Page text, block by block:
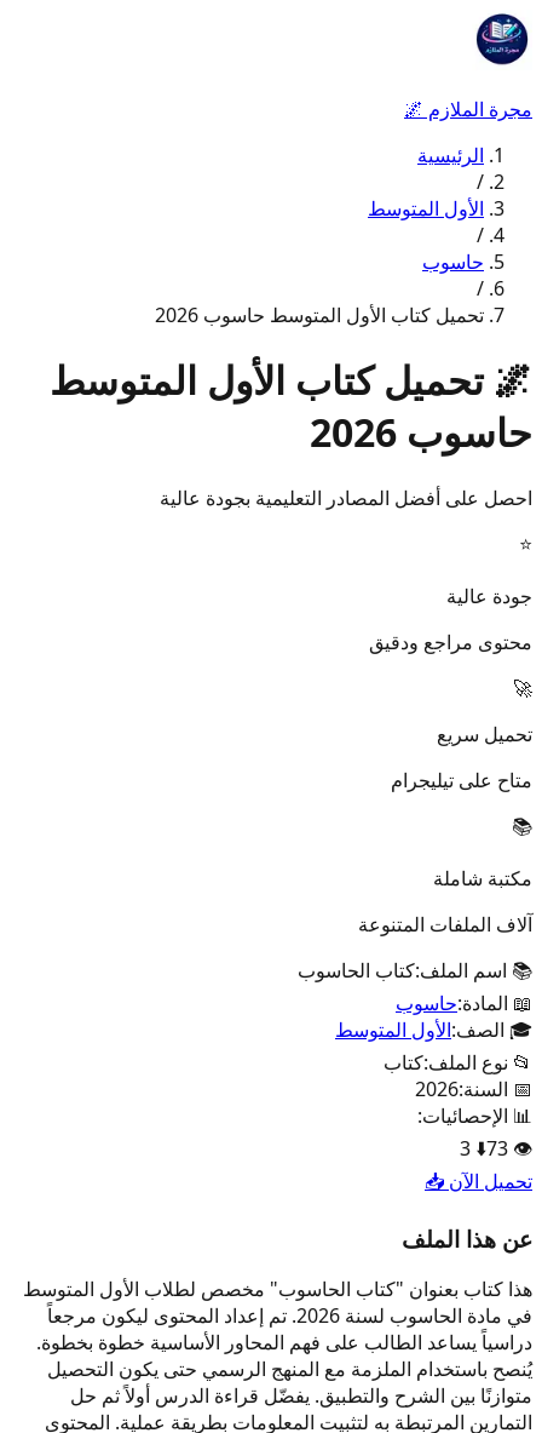
مجرة الملازم 🌌
الرئيسية
/
الأول المتوسط
/
حاسوب
/
تحميل كتاب الأول المتوسط حاسوب 2026
🌌 تحميل كتاب الأول المتوسط
حاسوب 2026
احصل على أفضل المصادر التعليمية بجودة عالية
⭐
جودة عالية
محتوى مراجع ودقيق
🚀
تحميل سريع
متاح على تيليجرام
📚
مكتبة شاملة
آلاف الملفات المتنوعة
📚 اسم الملف:كتاب الحاسوب
📖 المادة:حاسوب
🎓 الصف:الأول المتوسط
📂 نوع الملف:كتاب
📅 السنة:2026
📊 الإحصائيات:
👁️
73
⬇️
3
تحميل الآن 📥
عن هذا الملف
هذا كتاب بعنوان "كتاب الحاسوب" مخصص لطلاب الأول المتوسط
في مادة الحاسوب لسنة 2026. تم إعداد المحتوى ليكون مرجعاً
دراسياً يساعد الطالب على فهم المحاور الأساسية خطوة بخطوة.
يُنصح باستخدام الملزمة مع المنهج الرسمي حتى يكون التحصيل
متوازنًا بين الشرح والتطبيق. يفضّل قراءة الدرس أولاً ثم حل
التمارين المرتبطة به لتثبيت المعلومات بطريقة عملية. المحتوى